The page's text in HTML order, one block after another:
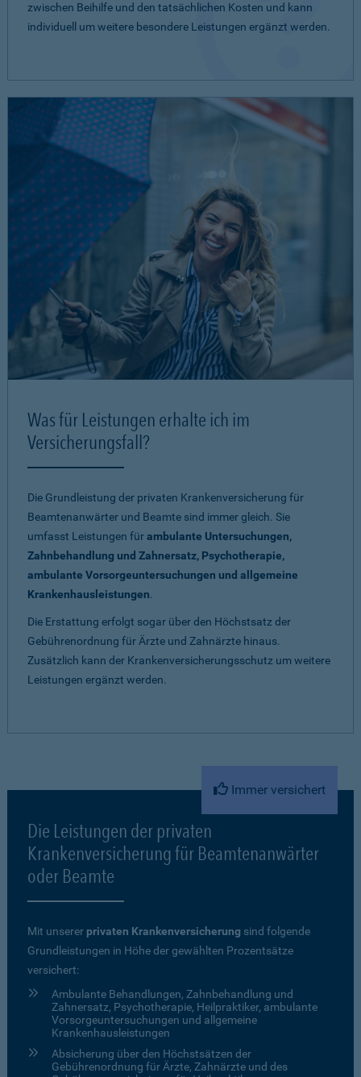
zwischen Beihilfe und den tatsächlichen Kosten und kann
individuell um weitere besondere Leistungen ergänzt werden.
Was für Leistungen erhalte ich im
Versicherungsfall?
Die Grundleistung der privaten Krankenversicherung für
Beamtenanwärter und Beamte sind immer gleich. Sie
umfasst Leistungen fürambulante Untersuchungen,
Zahnbehandlung und Zahnersatz, Psychotherapie,
ambulante Vorsorgeuntersuchungen und allgemeine
Krankenhausleistungen.
Die Erstattung erfolgt sogar über den Höchstsatz der
Gebührenordnung für Ärzte und Zahnärzte hinaus.
Zusätzlich kann der Krankenversicherungsschutz um weitere
Leistungen ergänzt werden.
Immer versichert
Die Leistungen der privaten
Krankenversicherung für Beamtenanwärter
oder Beamte
Mit unserer privaten Krankenversicherung sind folgende
Grundleistungen in Höhe der gewählten Prozentsätze
versichert:
Ambulante Behandlungen, Zahnbehandlung und
Zahnersatz, Psychotherapie, Heilpraktiker, ambulante
Vorsorgeuntersuchungen und allgemeine
Krankenhausleistungen
Absicherung über den Höchstsätzen der
Gebührenordnung für Ärzte, Zahnärzte und des